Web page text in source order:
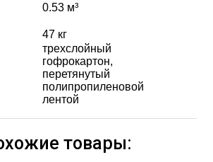
0.53 м³
47 кг
трехслойный
гофрокартон,
перетянутый
полипропиленовой
лентой
товары: